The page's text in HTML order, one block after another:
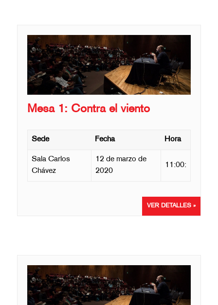
Mesa 1: Contra el viento
Sede Fecha Hora
Sala Carlos
Chávez
12 de marzo de
2020
11:00:
VER DETALLES »